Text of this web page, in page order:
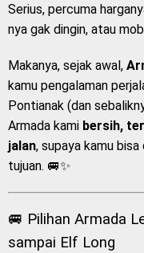
Serius, percuma
nya gak dingin, atau
Makanya, sejak awal,
kamu pengalaman
Pontianak (dan
Armada kami bersih,
jalan, supaya kamu
tujuan. 🚐✨
🚐 Pilihan Armada
sampai Elf Long